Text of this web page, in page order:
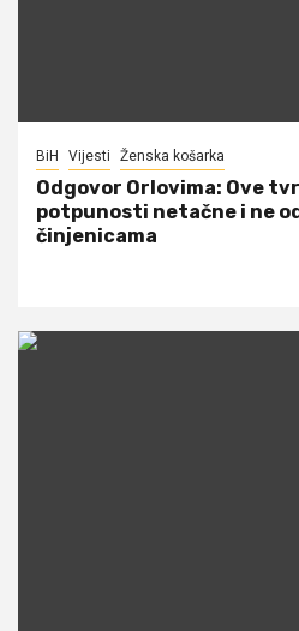
BiH Vijesti Ženska košarka
Odgovor Orlovima: ​Ove
potpunosti netačne i ne
činjenicama